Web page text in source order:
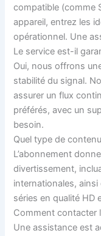
compatible (comme
appareil, entrez les
opérationnel. Une
Le service est-il
Oui, nous offrons
stabilité du signal.
assurer un flux
préférés, avec un
besoin.
Quel type de
L’abonnement
divertissement,
internationales, ainsi
séries en qualité HD
Comment contacter
Une assistance est